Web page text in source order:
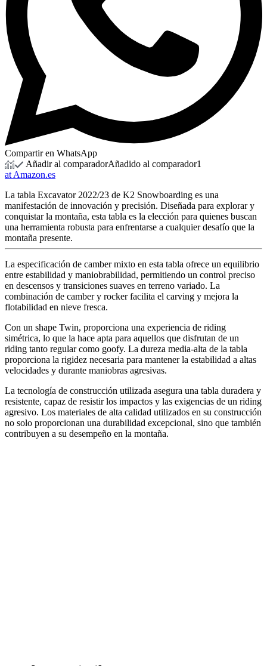
Compartir en WhatsApp
Añadir al comparadorAñadido al comparador1
at Amazon.es
La tabla Excavator 2022/23 de K2 Snowboarding es una
manifestación de innovación y precisión. Diseñada para explorar y
conquistar la montaña, esta tabla es la elección para quienes buscan
una herramienta robusta para enfrentarse a cualquier desafío que la
montaña presente.
La especificación de camber mixto en esta tabla ofrece un equilibrio
entre estabilidad y maniobrabilidad, permitiendo un control preciso
en descensos y transiciones suaves en terreno variado. La
combinación de camber y rocker facilita el carving y mejora la
flotabilidad en nieve fresca.
Con un shape Twin, proporciona una experiencia de riding
simétrica, lo que la hace apta para aquellos que disfrutan de un
riding tanto regular como goofy. La dureza media-alta de la tabla
proporciona la rigidez necesaria para mantener la estabilidad a altas
velocidades y durante maniobras agresivas.
La tecnología de construcción utilizada asegura una tabla duradera y
resistente, capaz de resistir los impactos y las exigencias de un riding
agresivo. Los materiales de alta calidad utilizados en su construcción
no solo proporcionan una durabilidad excepcional, sino que también
contribuyen a su desempeño en la montaña.